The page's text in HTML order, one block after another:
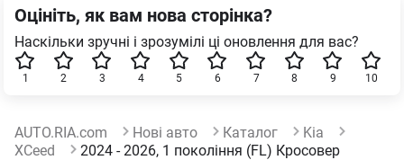
AUTO.RIA.com Нові авто Каталог
Kia
XCeed
2024 - 2026, 1 покоління (FL) Кросовер
Оцініть, як вам нова сторінка?
Наскільки зручні і зрозумілі ці оновлення для вас?
10
9
8
7
6
5
4
3
2
1